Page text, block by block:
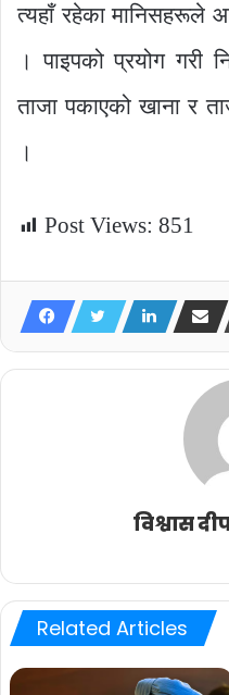
त्यहाँ रहेका मानिसहरूले
। पाइपको प्रयोग गरी
ताजा पकाएको खाना र
।
Post Views: 851
विश्वास
Related Articles